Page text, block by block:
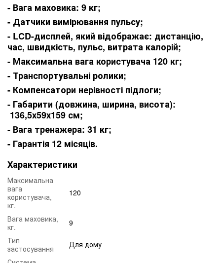
- Вага маховика: 9 кг;
- Датчики вимірювання пульсу;
- LCD-дисплей, який відображає: дистанцію,
час, швидкість, пульс, витрата калорій;
- Максимальна вага користувача 120 кг;
- Транспортувальні ролики;
- Компенсатори нерівності підлоги;
- Габарити (довжина, ширина, висота):
136,5х59х159 см;
- Вага тренажера: 31 кг;
- Гарантія 12 місяців.
Характеристики
Максимальна
вага
користувача,
кг.
120
Вага маховика,
кг.
9
Тип
застосування
Для дому